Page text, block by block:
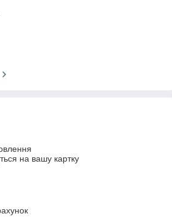
на вашу картку